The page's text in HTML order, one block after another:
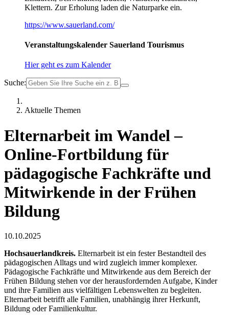
Klettern. Zur Erholung laden die Naturparke ein.
https://www.sauerland.com/
Veranstaltungskalender Sauerland Tourismus
Hier geht es zum Kalender
Suche:
Aktuelle Themen
Elternarbeit im Wandel –
Online-Fortbildung für
pädagogische Fachkräfte und
Mitwirkende in der Frühen
Bildung
10.10.2025
Hochsauerlandkreis. Elternarbeit ist ein fester Bestandteil des
pädagogischen Alltags und wird zugleich immer komplexer.
Pädagogische Fachkräfte und Mitwirkende aus dem Bereich der
Frühen Bildung stehen vor der herausfordernden Aufgabe, Kinder
und ihre Familien aus vielfältigen Lebenswelten zu begleiten.
Elternarbeit betrifft alle Familien, unabhängig ihrer Herkunft,
Bildung oder Familienkultur.